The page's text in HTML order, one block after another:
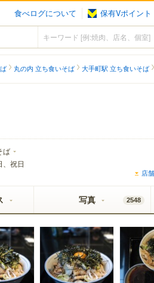
食べログについて 保有Vポイント
丸の内 立ち食いそば 大手町駅 立ち食いそば
ば
、祝日
店
写真 2548